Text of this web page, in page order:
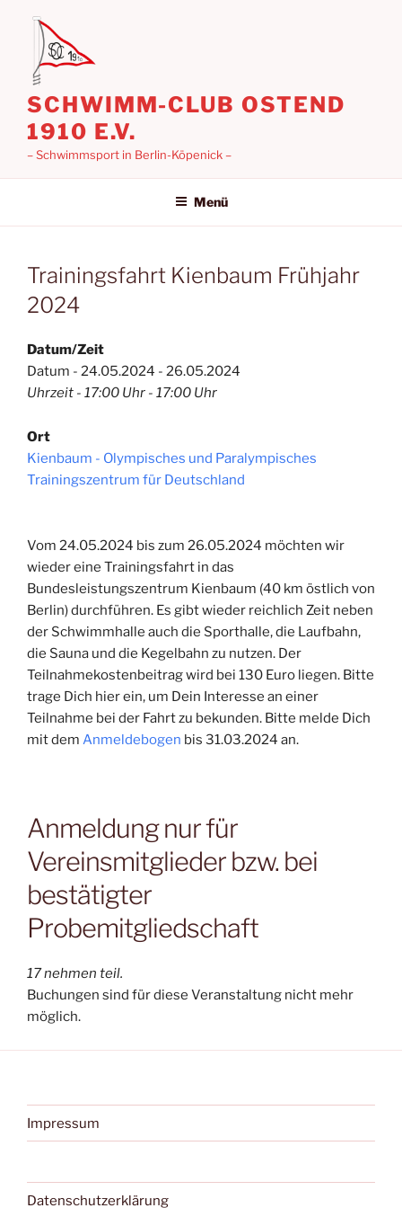
springen
SCHWIMM-CLUB OSTEND
1910 E.V.
– Schwimmsport in Berlin-Köpenick –
Menü
Trainingsfahrt Kienbaum Frühjahr
2024
Datum/Zeit
Datum - 24.05.2024 - 26.05.2024
Uhrzeit - 17:00 Uhr - 17:00 Uhr
Ort
Kienbaum - Olympisches und Paralympisches
Trainingszentrum für Deutschland
Vom 24.05.2024 bis zum 26.05.2024 möchten wir
wieder eine Trainingsfahrt in das
Bundesleistungszentrum Kienbaum (40 km östlich von
Berlin) durchführen. Es gibt wieder reichlich Zeit neben
der Schwimmhalle auch die Sporthalle, die Laufbahn,
die Sauna und die Kegelbahn zu nutzen. Der
Teilnahmekostenbeitrag wird bei 130 Euro liegen. Bitte
trage Dich hier ein, um Dein Interesse an einer
Teilnahme bei der Fahrt zu bekunden. Bitte melde Dich
mit dem Anmeldebogen bis 31.03.2024 an.
Anmeldung nur für
Vereinsmitglieder bzw. bei
bestätigter
Probemitgliedschaft
17 nehmen teil.
Buchungen sind für diese Veranstaltung nicht mehr
möglich.
Impressum
Datenschutzerklärung